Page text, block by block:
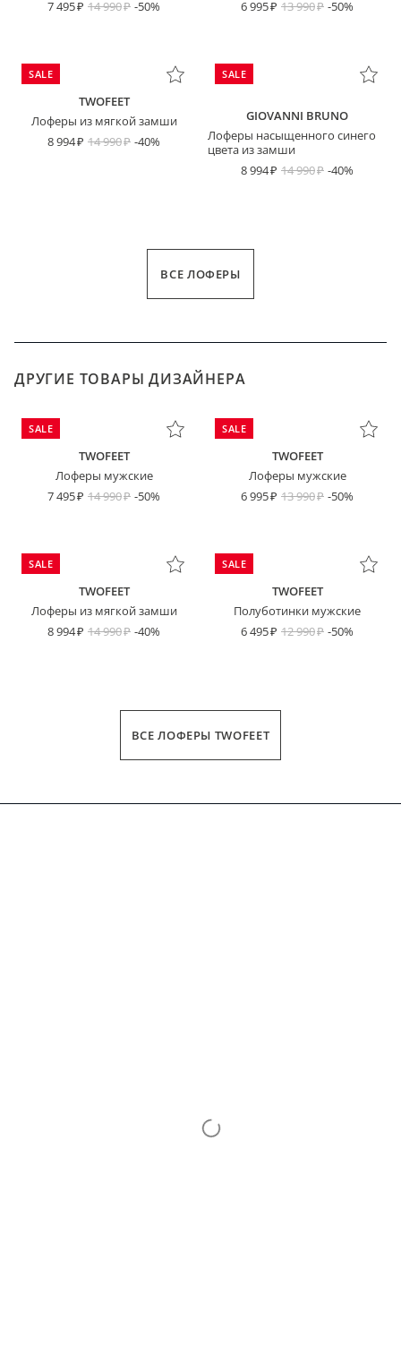
7 495 14 990 -50% 6 995 13 990 -50%
SALE
TWOFEET
Лоферы из мягкой замши
8 994
14 990 -40%
SALE
GIOVANNI BRUNO
Лоферы насыщенного синего
цвета из замши
8 994
14 990 -40%
ВСЕ ЛОФЕРЫ
ДРУГИЕ ТОВАРЫ ДИЗАЙНЕРА
SALE
TWOFEET
Лоферы мужские
7 495
14 990 -50%
SALE
TWOFEET
Лоферы мужские
6 995
13 990 -50%
SALE
TWOFEET
Лоферы из мягкой замши
8 994
14 990 -40%
SALE
TWOFEET
Полуботинки мужские
6 495
12 990 -50%
ВСЕ ЛОФЕРЫ TWOFEET